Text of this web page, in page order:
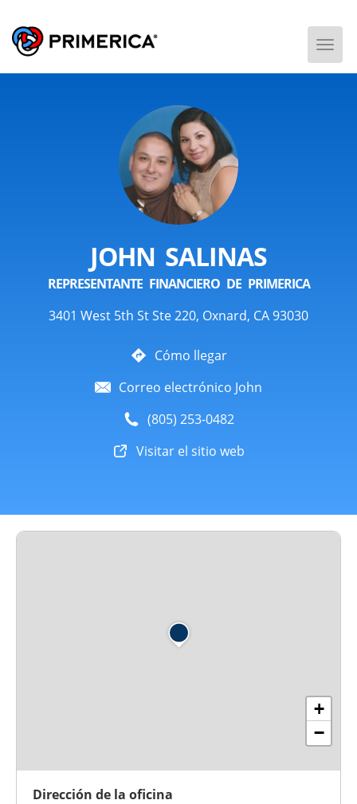
JOHN SALINAS
REPRESENTANTE FINANCIERO DE PRIMERICA
3401 West 5th St Ste 220, Oxnard, CA 93030
Cómo llegar
Correo electrónico John
(805) 253-0482
Visitar el sitio web
+
−
Dirección de la oficina